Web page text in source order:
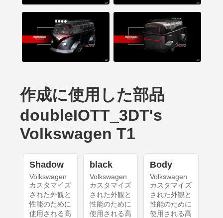
作成に使用した部品
doubleIOTT_3DT's
Volkswagen T1
Shadow
Volkswagen
カスタマイズ
された外観と
性能のために
使用される高
black
Volkswagen
カスタマイズ
された外観と
性能のために
使用される高
Body
Volkswagen
カスタマイズ
された外観と
性能のために
使用される高